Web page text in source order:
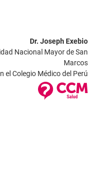
Dr. Joseph Exebio
Nacional Mayor de San
Marcos
el Colegio Médico del Perú